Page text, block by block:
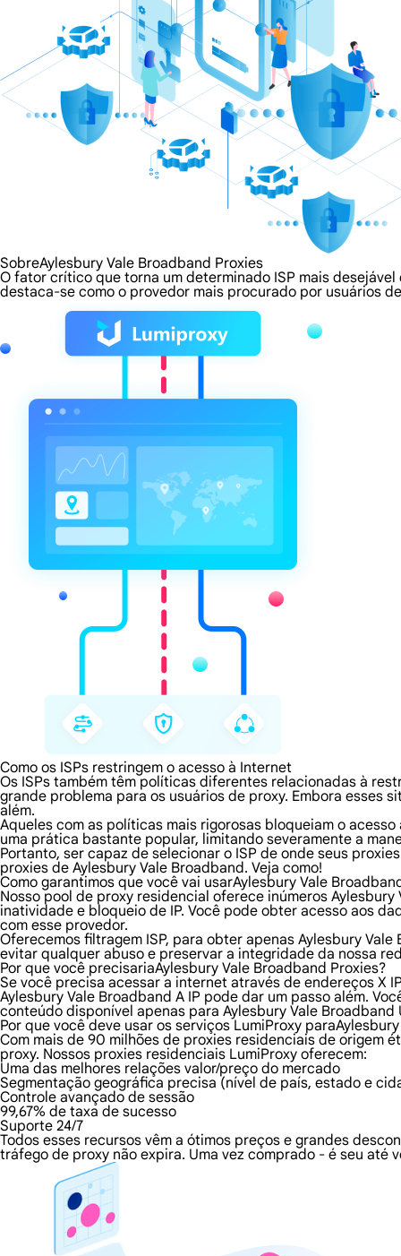
SobreAylesbury Vale Broadband Proxies
O fator crítico que torna um determinado ISP mais
destaca-se como o provedor mais procurado por usuários
Como os ISPs restringem o acesso à Internet
Os ISPs também têm políticas diferentes relacionadas à
grande problema para os usuários de proxy. Embora esses
além.
Aqueles com as políticas mais rigorosas bloqueiam o
uma prática bastante popular, limitando severamente a
Portanto, ser capaz de selecionar o ISP de onde seus
proxies de Aylesbury Vale Broadband. Veja como!
Como garantimos que você vai usarAylesbury Vale
Nosso pool de proxy residencial oferece inúmeros
inatividade e bloqueio de IP. Você pode obter acesso aos
com esse provedor.
Oferecemos filtragem ISP, para obter apenas Aylesbury
evitar qualquer abuso e preservar a integridade da nossa
Por que você precisariaAylesbury Vale Broadband Proxies?
Se você precisa acessar a internet através de endereços X
Aylesbury Vale Broadband A IP pode dar um passo além.
conteúdo disponível apenas para Aylesbury Vale Broadband
Por que você deve usar os serviços LumiProxy
Com mais de 90 milhões de proxies residenciais de origem
proxy. Nossos proxies residenciais LumiProxy oferecem:
Uma das melhores relações valor/preço do mercado
Segmentação geográfica precisa (nível de país, estado e
Controle avançado de sessão
99,67% de taxa de sucesso
Suporte 24/7
Todos esses recursos vêm a ótimos preços e grandes
tráfego de proxy não expira. Uma vez comprado - é seu